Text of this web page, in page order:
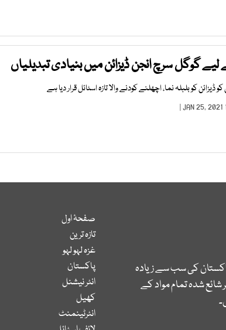
گوگل سرچ انجن ڈیزائن میں بنیادی تبدیلیاں
کو بلبلہ نما، اچھلنے کودنے والا تازہ اسٹائل قرار دیا ہے
کی سب سے زیادہ
شدہ تمام مواد کے
صفحۂ اول
تازہ ترین
غزہ لہو لہو
پاکستان
انٹر نیشنل
کھیل
انٹرٹینمنٹ